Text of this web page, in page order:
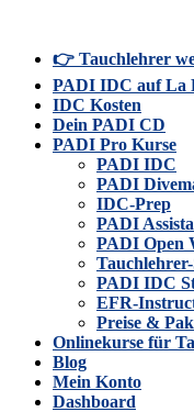
👉 Tauchlehrer
PADI IDC auf La
IDC Kosten
Dein PADI CD
PADI Pro Kurse
PADI IDC
PADI
IDC-Prep
PADI
PADI Open
PADI IDC
EFR-
Preise &
Onlinekurse für
Blog
Mein Konto
Dashboard